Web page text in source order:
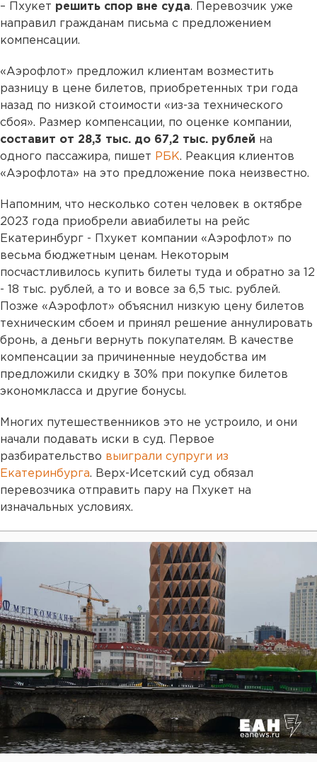
– Пхукет решить спор вне суда. Перевозчик уже
направил гражданам письма с предложением
компенсации.
«Аэрофлот» предложил клиентам возместить
разницу в цене билетов, приобретенных три года
назад по низкой стоимости «из-за технического
сбоя». Размер компенсации, по оценке компании,
составит от 28,3 тыс. до 67,2 тыс. рублей на
одного пассажира, пишет РБК. Реакция клиентов
«Аэрофлота» на это предложение пока неизвестно.
Напомним, что несколько сотен человек в октябре
2023 года приобрели авиабилеты на рейс
Екатеринбург - Пхукет компании «Аэрофлот» по
весьма бюджетным ценам. Некоторым
посчастливилось купить билеты туда и обратно за 12
- 18 тыс. рублей, а то и вовсе за 6,5 тыс. рублей.
Позже «Аэрофлот» объяснил низкую цену билетов
техническим сбоем и принял решение аннулировать
бронь, а деньги вернуть покупателям. В качестве
компенсации за причиненные неудобства им
предложили скидку в 30% при покупке билетов
экономкласса и другие бонусы.
Многих путешественников это не устроило, и они
начали подавать иски в суд. Первое
разбирательство выиграли супруги из
Екатеринбурга. Верх-Исетский суд обязал
перевозчика отправить пару на Пхукет на
изначальных условиях.